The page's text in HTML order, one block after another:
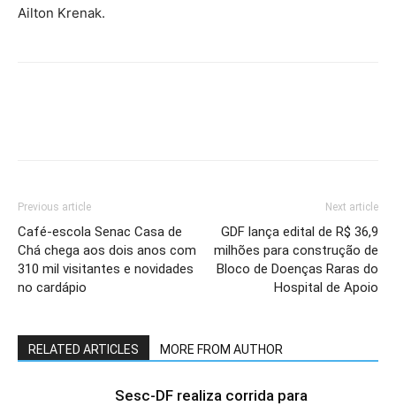
Ailton Krenak.
Previous article
Café-escola Senac Casa de
Chá chega aos dois anos com
310 mil visitantes e novidades
no cardápio
Next article
GDF lança edital de R$ 36,9
milhões para construção de
Bloco de Doenças Raras do
Hospital de Apoio
RELATED ARTICLES MORE FROM AUTHOR
Sesc-DF realiza corrida para